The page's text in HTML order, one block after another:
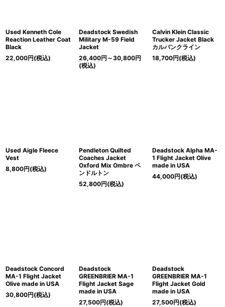
Used Kenneth Cole
Reaction Leather Coat
Black
22,000円(税込)
Deadstock Swedish
Military M-59 Field
Jacket
26,400円 ～30,800円
(税込)
Calvin Klein Classic
Trucker Jacket Black
カルバンクライン
18,700円(税込)
Used Aigle Fleece
Vest
8,800円(税込)
Pendleton Quilted
Coaches Jacket
Oxford Mix Ombre ペ
ンドルトン
52,800円(税込)
Deadstock Alpha MA-
1 Flight Jacket Olive
made in USA
44,000円(税込)
Deadstock Concord
MA-1 Flight Jacket
Olive made in USA
30,800円(税込)
Deadstock
GREENBRIER MA-1
Flight Jacket Sage
made in USA
27,500円(税込)
Deadstock
GREENBRIER MA-1
Flight Jacket Gold
made in USA
27,500円(税込)